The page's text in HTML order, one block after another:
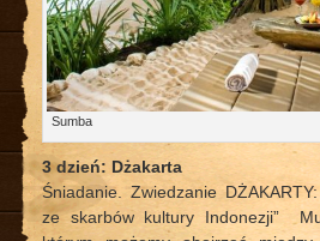
Sumba
3 dzień: Dżakarta
Śniadanie. Zwiedzanie
ze skarbów kultury Indonezji”